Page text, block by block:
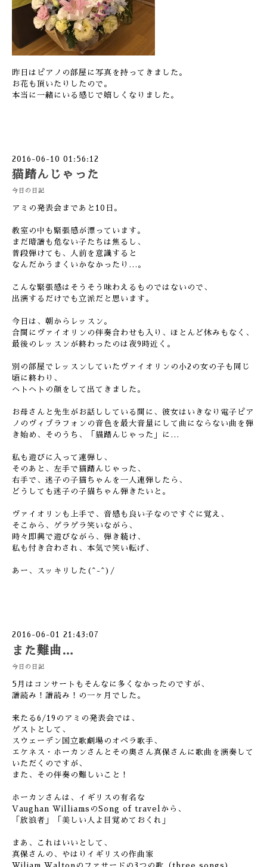
昨日はピアノの部屋に写真を持ってきました。
お花も頂いたりしたので。
本当に一緒にいる感じで嬉しくなりました。
2016-06-10 01:56:12
猫踏んじゃった
今日の日記
アミの発表会まであと10日。
教室の中も緊張感が漂っています。
まだ暗譜も危ない子たちは焦るし、
普段弾けても、人前を意識すると
なんだかうまくいかなかったり…。
こんな緊張感はそうそう味わえるものではないので、
出演するだけでも立派だと思います。
今日は、朝からレッスン。
合間にヴァイオリンの伴奏合わせも入り、ほとんど休みもなく、
最後のレッスンが終わったのは夜9時近く。
別の部屋でレッスンしていたヴァイオリンの小2の女の子も同じ
頃に終わり、
ヘトヘトの顔をして出てきました。
お母さんと先生がお話ししている間に、彼女はいきなり電子ピア
ノのヴィブラフォンの音色を最大音量にして曲にならない曲を弾
き始め、そのうち、「猫踏んじゃった」に…
私も遊びに入って連弾し、
そのあと、左手で猫踏んじゃった、
右手で、迷子の子猫ちゃんを一人連弾したら、
どうしても迷子の子猫ちゃん弾きたいと。
ヴァイオリンも上手で、音感も良い子なのですぐに覚え、
そこから、ゲラゲラ笑いながら、
時々即興で遊びながら、弾き続け、
私も付き合わされ、本気で笑い転げ、
あー、スッキリした(^-^)/
2016-06-01 21:43:07
また難曲…
今日の日記
5月はコンサートもそんなに多くなかったのですが、
譜読み！譜読み！の一ヶ月でした。
来たる6/19のアミの発表会では、
ゲストとして、
スウェーデン国立歌劇場のオペラ歌手、
エケネス・ホーカンさんとその奥さん真保さんに歌曲を演奏して
いただくのですが、
また、その伴奏の難しいこと！
ホーカンさんは、イギリスの有名な
Vaughan WilliamsのSong of travelから、
「放浪者」「美しい人よ目覚めておくれ」
まあ、これはいいとして、
真保さんの、やはりイギリスの作曲家